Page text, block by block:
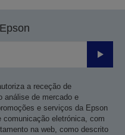
Enviar
a receção de
análise de mercado e
e serviços da Epson
eletrónica, com
na web, como descrito